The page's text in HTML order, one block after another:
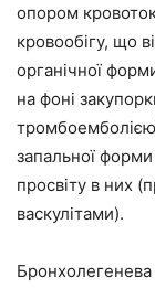
опором
кровообігу, що
органічної
на фоні
запальної форми
просвіту в них
васкулітами).